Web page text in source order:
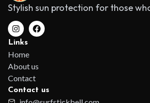
Stylish sun protection for those
Links
Home
About us
Contact
Contact us